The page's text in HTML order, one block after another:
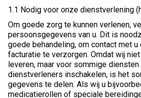
1.1 Nodig voor onze dienstverlening
Om goede zorg te kunnen verlenen,
persoonsgegevens van u. Dit is
goede behandeling, om contact met u
facturatie te verzorgen. Omdat wij
leveren, maar voor sommige diensten
dienstverleners inschakelen, is het
gegevens te delen. Als wij u
medicatierollen of speciale